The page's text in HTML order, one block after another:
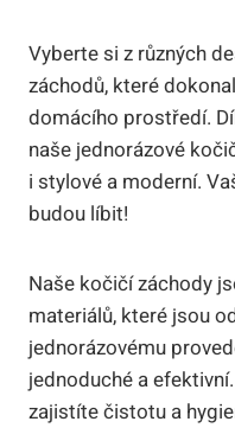
Vyberte si z různých
záchodů, které
domácího prostředí.
naše jednorázové
i stylové a moderní.
budou líbit!
Naše kočičí záchody
materiálů, které jsou
jednorázovému
jednoduché a
zajistíte čistotu a